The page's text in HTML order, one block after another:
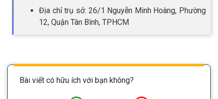
Địa chỉ trụ sở: 26/1 Nguyễn Minh Hoàng, Phường
12, Quận Tân Bình, TPHCM
Bài viết có hữu ích với bạn không?